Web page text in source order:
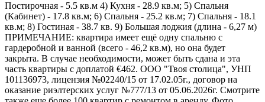
Постирочная - 5.5 кв.м 4) Кухня - 28.9 кв.м; 5) Спальня
(Кабинет) - 17.8 кв.м; 6) Спальня - 25.2 кв.м; 7) Спальня - 18.1
кв.м; 8) Гостиная - 38.7 кв. 9) Большая лоджия (длина - 6,27 м)
ПРИМЕЧАНИЕ: квартира имеет ещё одну спальню с
гардеробной и ванной (всего - 46,2 кв.м), но она будет
закрыта. В случае необходимости, может быть сдана и эта
часть квартиры с доплатой €462. ООО "Твоя столица", УНП
101136973, лицензия №02240/15 от 17.02.05г., договор на
оказание риэлтерских услуг №777/13 от 05.06.2026г. Смотрите